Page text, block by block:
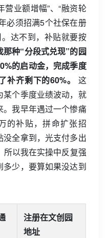
营业额增幅”、“融资轮
必须招满5个社保在册
达不到，补贴就要按
那种“分段式兑现”的园
的启动金，完成季度
补齐剩下的60%。
这
个季度业绩波动，就
我早年遇过一个惨痛
的补贴，拼命扩张招
全拿到，光支付多出
所以我在实操中反复强
少，要算如果没达到
注册在文创园
地址